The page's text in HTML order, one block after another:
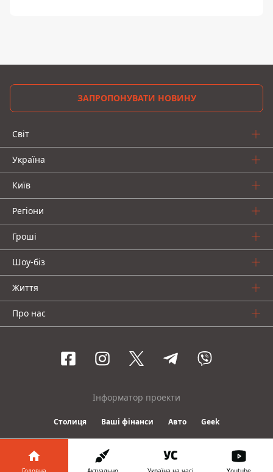
ЗАПРОПОНУВАТИ НОВИНУ
Світ
Україна
Київ
Регіони
Гроші
Шоу-біз
Життя
Про нас
Інформатор проекти
Столиця Ваші фінанси Авто Geek
© 2016-2026 Informator